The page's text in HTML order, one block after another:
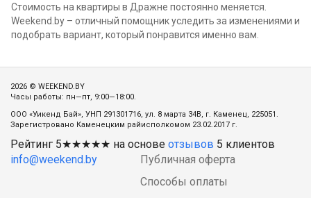
Стоимость на квартиры в Дражне постоянно меняется.
Weekend.by – отличный помощник уследить за изменениями и
подобрать вариант, который понравится именно вам.
2026 © WEEKEND.BY
Часы работы: пн—пт, 9:00—18:00.
ООО «Уикенд Бай», УНП 291301716, ул. 8 марта 34В, г. Каменец, 225051.
Зарегистровано Каменецким райисполкомом 23.02.2017 г.
Рейтинг 5★★★★★ на основе отзывов 5 клиентов
info@weekend.by
Публичная оферта
Способы оплаты